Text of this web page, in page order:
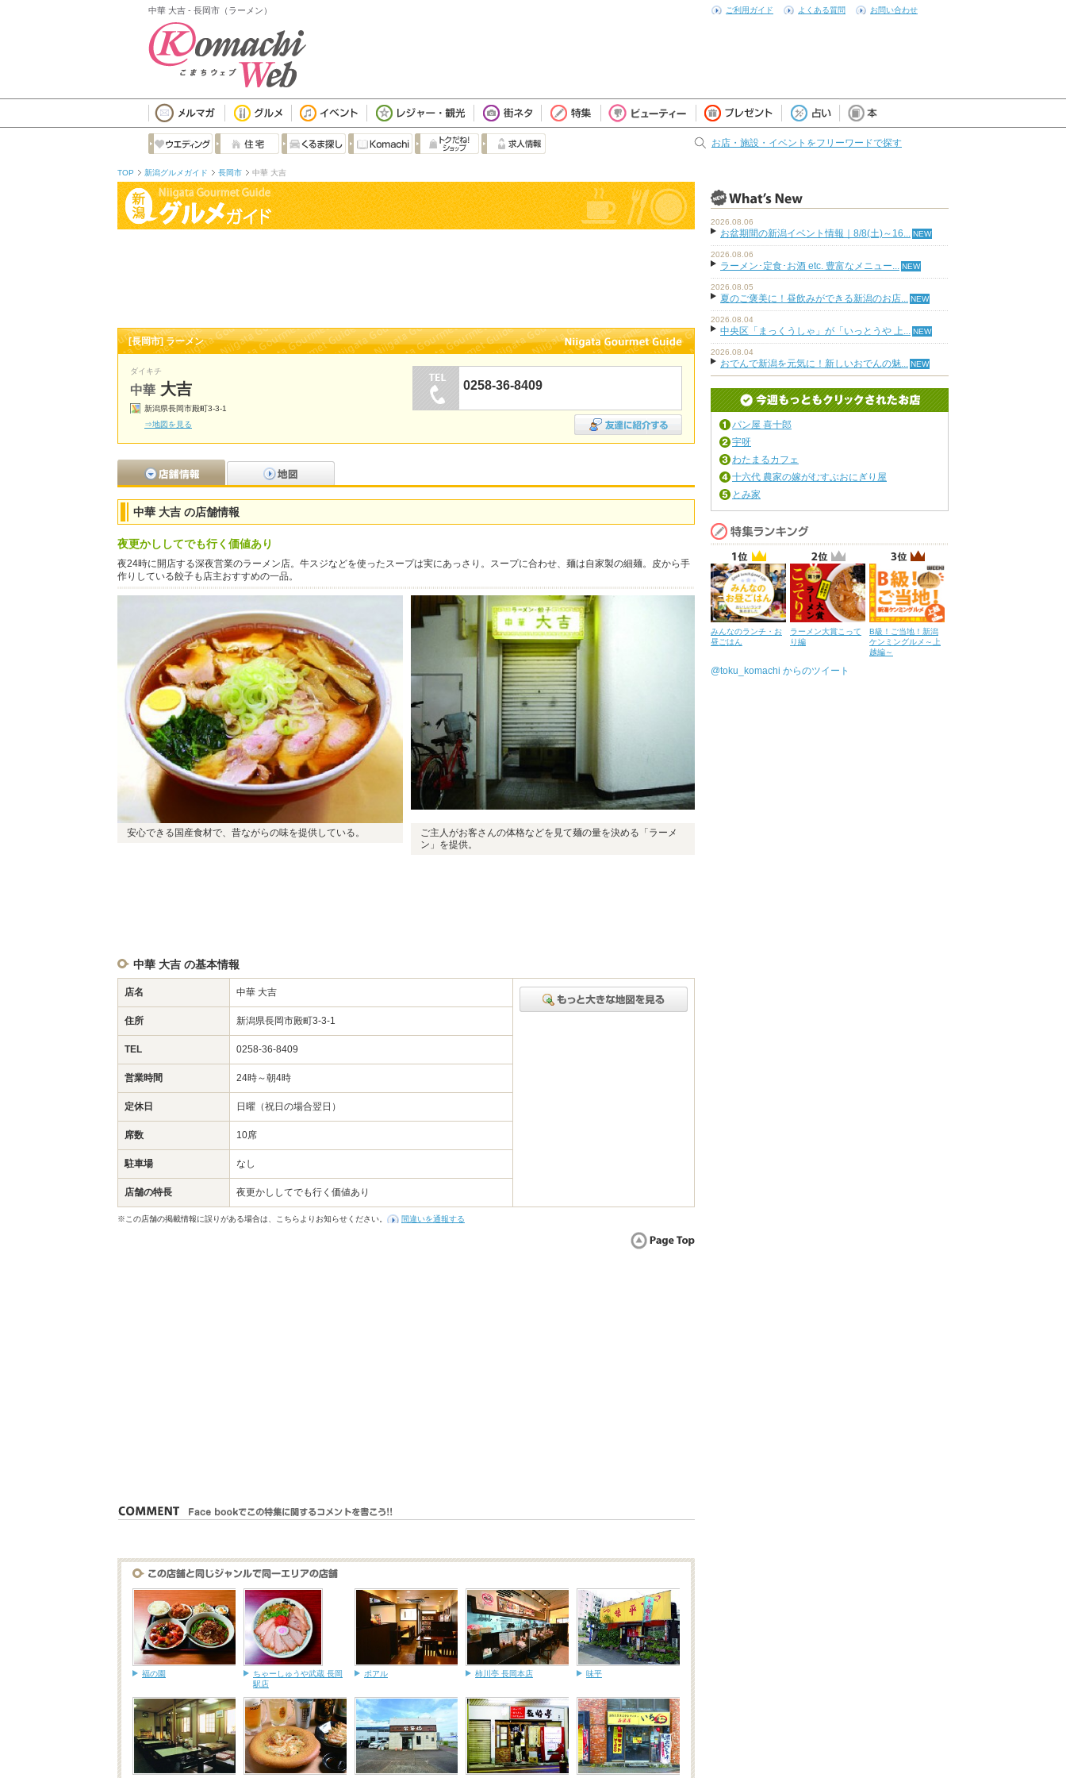
中華 大吉 - 長岡市（ラーメン） ご利用ガイド よくある質問 お問い合わせ
お店・施設・イベントをフリーワードで探す
TOP 新潟グルメガイド 長岡市 中華 大吉
[長岡市] ラーメン
ダイキチ
中華 大吉
新潟県長岡市殿町3-3-1
⇒地図を見る
0258-36-8409
中華 大吉 の店舗情報
夜更かししてでも行く価値あり
夜24時に開店する深夜営業のラーメン店。牛スジなどを使ったスープは実にあっさり。スープに合わせ、麺は自家製の細麺。皮から手
作りしている餃子も店主おすすめの一品。
安心できる国産食材で、昔ながらの味を提供している。
ご主人がお客さんの体格などを見て麺の量を決める「ラーメ
ン」を提供。
中華 大吉 の基本情報
店名 中華 大吉
住所 新潟県長岡市殿町3-3-1
TEL 0258-36-8409
営業時間 24時～朝4時
定休日 日曜（祝日の場合翌日）
席数 10席
駐車場 なし
店舗の特長 夜更かししてでも行く価値あり
※この店舗の掲載情報に誤りがある場合は、こちらよりお知らせください。 間違いを通報する
福の園
ちゃーしゅうや武蔵 長岡
駅店
ポアル 柿川亭 長岡本店 味平
2026.08.06
お盆期間の新潟イベント情報｜8/8(土)～16...
2026.08.06
ラーメン･定食･お酒 etc. 豊富なメニュー...
2026.08.05
夏のご褒美に！昼飲みができる新潟のお店...
2026.08.04
中央区「まっくうしゃ」が「いっとうや 上...
2026.08.04
おでんで新潟を元気に！新しいおでんの魅...
パン屋 喜十郎
宇呀
わたまるカフェ
十六代 農家の嫁がむすぶおにぎり屋
とみ家
みんなのランチ・お
昼ごはん
ラーメン大賞こって
り編
B級！ご当地！新潟
ケンミングルメ～上
越編～
@toku_komachi からのツイート